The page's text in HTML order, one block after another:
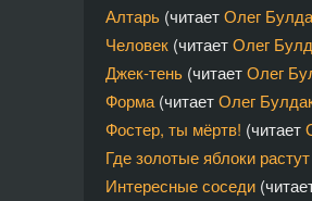
Алтарь (читаетОлег
Человек (читаетОлег
Джек-тень (читаетОлег
Форма (читаетОлег
Фостер, ты мёртв! (читает
Где золотые яблоки растут
Интересные соседи